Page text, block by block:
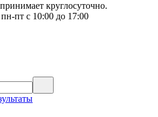
круглосуточно.
пт с 10:00 до 17:00